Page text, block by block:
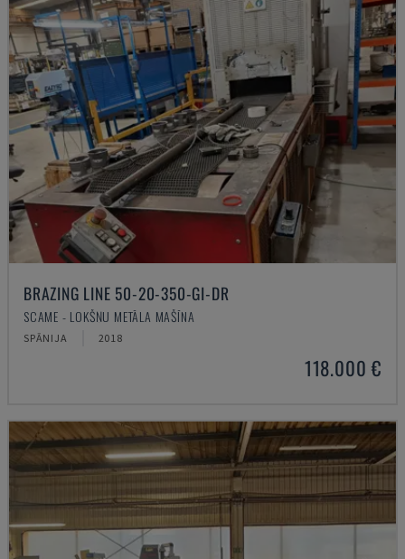
BRAZING LINE 50-20-350-GI-DR
SCAME - LOKŠŅU METĀLA MAŠĪNA
SPĀNIJA 2018
118.000 €